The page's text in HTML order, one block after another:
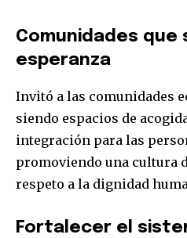
Comunidades que
esperanza
Invitó a las comunidades
siendo espacios de
integración para las
promoviendo una cultura
respeto a la dignidad
Fortalecer el